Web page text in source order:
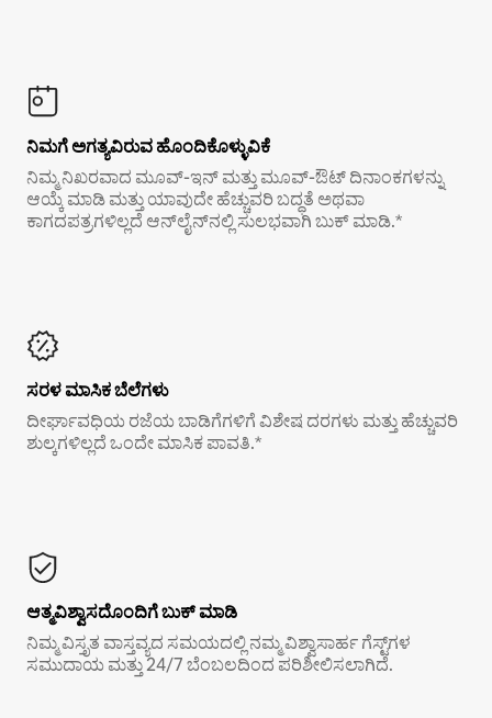
ನಿಮಗೆ ಅಗತ್ಯವಿರುವ ಹೊಂದಿಕೊಳ್ಳುವಿಕೆ
ನಿಮ್ಮ ನಿಖರವಾದ ಮೂವ್-ಇನ್ ಮತ್ತು ಮೂವ್-ಔಟ್ ದಿನಾಂಕಗಳನ್ನು
ಆಯ್ಕೆ ಮಾಡಿ ಮತ್ತು ಯಾವುದೇ ಹೆಚ್ಚುವರಿ ಬದ್ಧತೆ ಅಥವಾ
ಕಾಗದಪತ್ರಗಳಿಲ್ಲದೆ ಆನ್‌ಲೈನ್‌ನಲ್ಲಿ ಸುಲಭವಾಗಿ ಬುಕ್ ಮಾಡಿ.*
ಸರಳ ಮಾಸಿಕ ಬೆಲೆಗಳು
ದೀರ್ಘಾವಧಿಯ ರಜೆಯ ಬಾಡಿಗೆಗಳಿಗೆ ವಿಶೇಷ ದರಗಳು ಮತ್ತು ಹೆಚ್ಚುವರಿ
ಶುಲ್ಕಗಳಿಲ್ಲದೆ ಒಂದೇ ಮಾಸಿಕ ಪಾವತಿ.*
ಆತ್ಮವಿಶ್ವಾಸದೊಂದಿಗೆ ಬುಕ್ ಮಾಡಿ
ನಿಮ್ಮ ವಿಸ್ತೃತ ವಾಸ್ತವ್ಯದ ಸಮಯದಲ್ಲಿ ನಮ್ಮ ವಿಶ್ವಾಸಾರ್ಹ ಗೆಸ್ಟ್‌ಗಳ
ಸಮುದಾಯ ಮತ್ತು 24/7 ಬೆಂಬಲದಿಂದ ಪರಿಶೀಲಿಸಲಾಗಿದೆ.